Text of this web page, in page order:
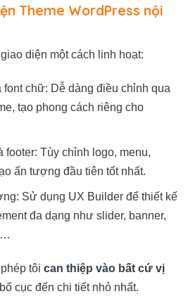
Theme WordPress nội
diện một cách linh hoạt:
font chữ: Dễ dàng điều chỉnh qua
tạo phong cách riêng cho
footer: Tùy chỉnh logo, menu,
ấn tượng đầu tiên tốt nhất.
Sử dụng UX Builder để thiết kế
đa dạng như slider, banner,
tôi can thiệp vào bất cứ vị
cục đến chi tiết nhỏ nhất.